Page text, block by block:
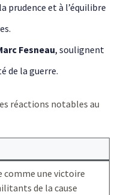
prudence et à l’équilibre
Fesneau, soulignent
de la guerre.
réactions notables au
comme une victoire
de la cause